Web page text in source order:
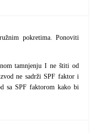
pokretima. Ponoviti
tamnjenju I ne štiti od
ne sadrži SPF faktor i
sa SPF faktorom kako bi